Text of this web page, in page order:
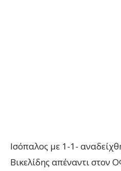
Ισόπαλος με 1-1-
Βικελίδης απέναντι στον